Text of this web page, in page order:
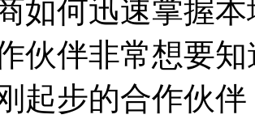
如何迅速掌握
伙伴非常想要
起步的合作伙